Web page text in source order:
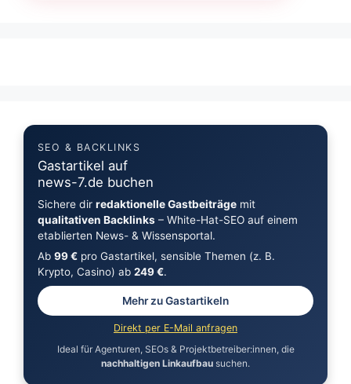
SEO & BACKLINKS
Gastartikel auf
news-7.de buchen
Sichere dir redaktionelle Gastbeiträgemit
qualitativen Backlinks– White-Hat-SEO auf einem
etablierten News- & Wissensportal.
Ab 99 €pro Gastartikel, sensible Themen (z. B.
Krypto, Casino) ab 249 €.
Mehr zu Gastartikeln
Direkt per E-Mail anfragen
Ideal für Agenturen, SEOs & Projektbetreiber:innen, die
nachhaltigen Linkaufbau suchen.